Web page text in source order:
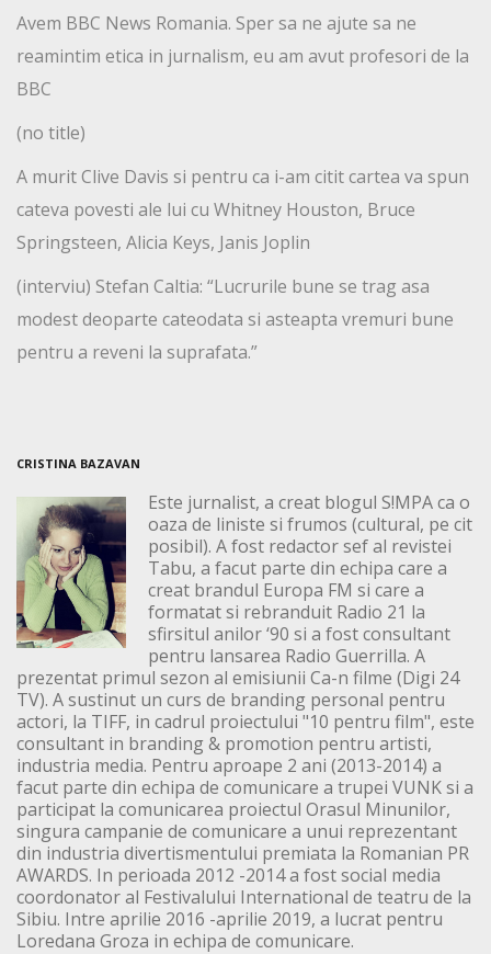
Avem BBC News Romania. Sper sa ne ajute sa ne
reamintim etica in jurnalism, eu am avut profesori de la
BBC
(no title)
A murit Clive Davis si pentru ca i-am citit cartea va spun
cateva povesti ale lui cu Whitney Houston, Bruce
Springsteen, Alicia Keys, Janis Joplin
(interviu) Stefan Caltia: “Lucrurile bune se trag asa
modest deoparte cateodata si asteapta vremuri bune
pentru a reveni la suprafata.”
CRISTINA BAZAVAN
Este jurnalist, a creat blogul S!MPA ca o
oaza de liniste si frumos (cultural, pe cit
posibil). A fost redactor sef al revistei
Tabu, a facut parte din echipa care a
creat brandul Europa FM si care a
formatat si rebranduit Radio 21 la
sfirsitul anilor ‘90 si a fost consultant
pentru lansarea Radio Guerrilla. A
prezentat primul sezon al emisiunii Ca-n filme (Digi 24
TV). A sustinut un curs de branding personal pentru
actori, la TIFF, in cadrul proiectului "10 pentru film", este
consultant in branding & promotion pentru artisti,
industria media. Pentru aproape 2 ani (2013-2014) a
facut parte din echipa de comunicare a trupei VUNK si a
participat la comunicarea proiectul Orasul Minunilor,
singura campanie de comunicare a unui reprezentant
din industria divertismentului premiata la Romanian PR
AWARDS. In perioada 2012 -2014 a fost social media
coordonator al Festivalului International de teatru de la
Sibiu. Intre aprilie 2016 -aprilie 2019, a lucrat pentru
Loredana Groza in echipa de comunicare.